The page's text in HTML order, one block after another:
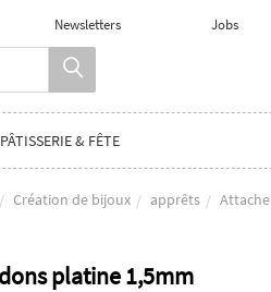
Newsletters Jobs
PÂTISSERIE & FÊTE
Création de bijoux apprêts
platine 1,5mm